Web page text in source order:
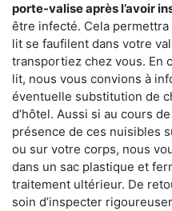
porte-valise après l’avoir
être infecté. Cela permettra
lit se faufilent dans votre
transportiez chez vous. En
lit, nous vous convions à
éventuelle substitution de
d’hôtel. Aussi si au cours
présence de ces nuisibles
ou sur votre corps, nous
dans un sac plastique et
traitement ultérieur. De
soin d’inspecter